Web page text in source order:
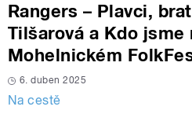
Rangers – Plavci,
Tilšarová a Kdo jsme
Mohelnickém
6. duben 2025
Na cestě